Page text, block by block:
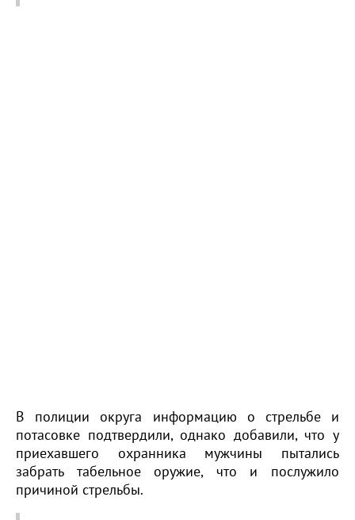
В полиции округа информацию о стрельбе и
потасовке подтвердили, однако добавили, что у
приехавшего охранника мужчины пытались
забрать табельное оружие, что и послужило
причиной стрельбы.